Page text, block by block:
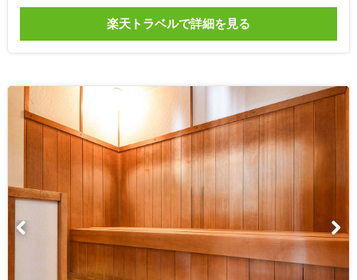
楽天トラベルで詳細を見る